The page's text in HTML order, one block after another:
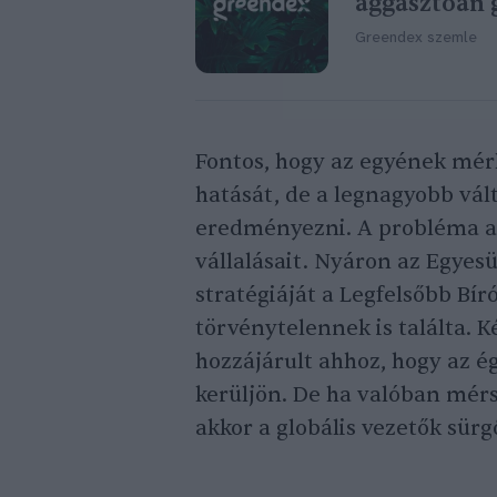
Greendex szemle
Fontos, hogy az egyének
hatását, de a legnagyobb
eredményezni. A probléma
vállalásait. Nyáron az
stratégiáját a Legfelsőbb
törvénytelennek is találta.
hozzájárult ahhoz, hogy az
kerüljön. De ha valóban
akkor a globális vezetők